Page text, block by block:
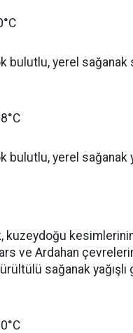
bulutlu, yerel sağanak
bulutlu, yerel sağanak
kuzeydoğu
ve Ardahan
sağanak